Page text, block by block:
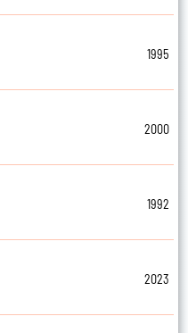
1995
2000
1992
2023